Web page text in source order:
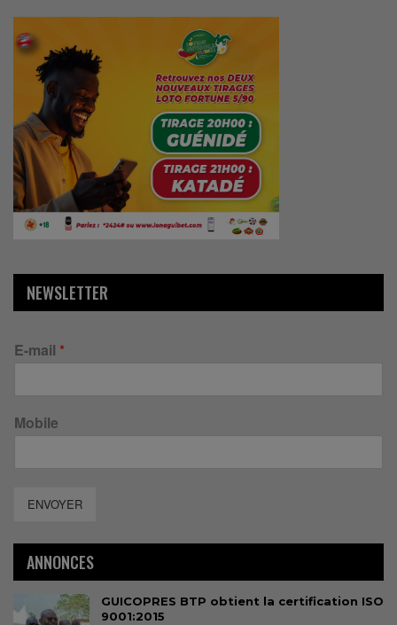
NEWSLETTER
E-mail *
Mobile
ENVOYER
ANNONCES
GUICOPRES BTP obtient la certification ISO
9001:2015